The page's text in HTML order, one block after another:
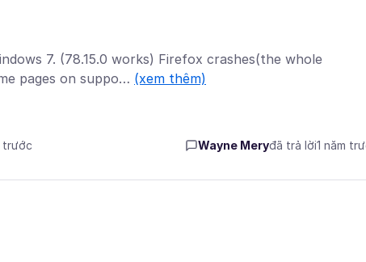
7. (78.15.0 works) Firefox crashes(the whole
pages on suppo… (xem thêm)
trước Wayne Meryđã trả lời1 năm